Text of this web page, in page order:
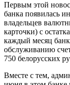
Первым этой
банка появилась
владельцев
карточки) с
каждый месяц
обслуживанию
750 белорусских
Вместе с тем,